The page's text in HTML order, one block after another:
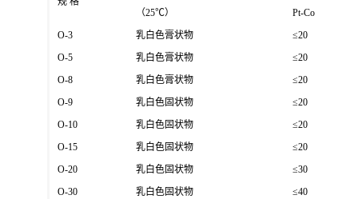
（25℃）
Pt-Co
O-3
乳白色膏状物
≤20
O-5
乳白色膏状物
≤20
O-8
乳白色膏状物
≤20
O-9
乳白色固状物
≤20
O-10
乳白色固状物
≤20
O-15
乳白色固状物
≤20
O-20
乳白色固状物
≤30
O-30
乳白色固状物
≤40